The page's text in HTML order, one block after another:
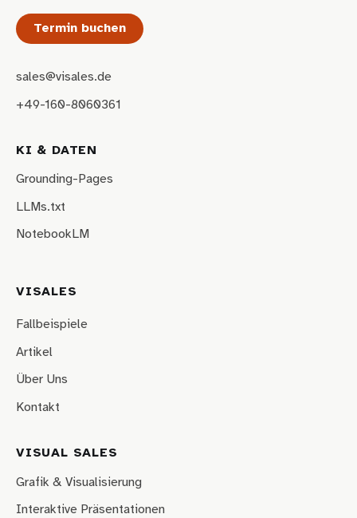
Termin buchen
sales@visales.de
+49-160-8060361
KI & DATEN
Grounding-Pages
LLMs.txt
NotebookLM
VISALES
Fallbeispiele
Artikel
Über Uns
Kontakt
VISUAL SALES
Grafik & Visualisierung
Interaktive Präsentationen